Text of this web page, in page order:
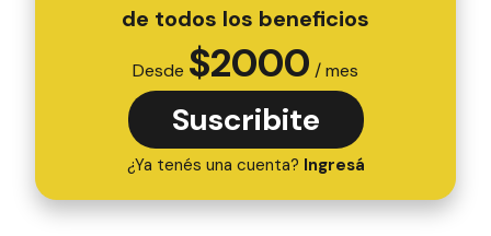
de todos los beneficios
Desde $2000 / mes
Suscribite
¿Ya tenés una cuenta? Ingresá